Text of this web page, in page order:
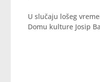
U slučaju lošeg
Domu kulture Josip